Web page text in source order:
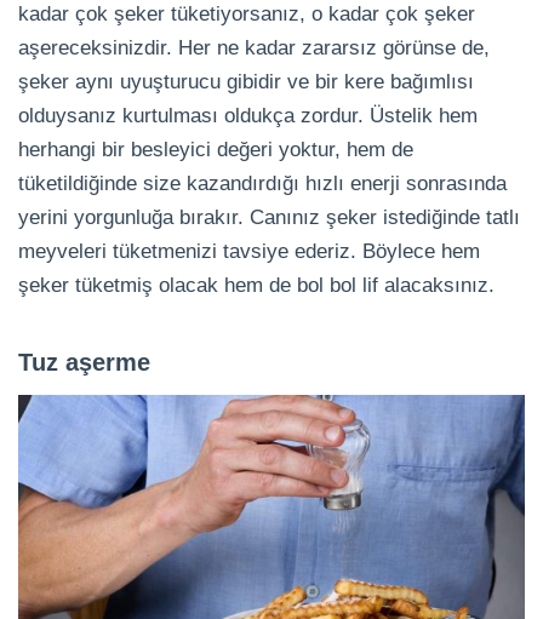
kadar çok şeker tüketiyorsanız, o kadar çok şeker
aşereceksinizdir. Her ne kadar zararsız görünse de,
şeker aynı uyuşturucu gibidir ve bir kere bağımlısı
olduysanız kurtulması oldukça zordur. Üstelik hem
herhangi bir besleyici değeri yoktur, hem de
tüketildiğinde size kazandırdığı hızlı enerji sonrasında
yerini yorgunluğa bırakır. Canınız şeker istediğinde tatlı
meyveleri tüketmenizi tavsiye ederiz. Böylece hem
şeker tüketmiş olacak hem de bol bol lif alacaksınız.
Tuz aşerme